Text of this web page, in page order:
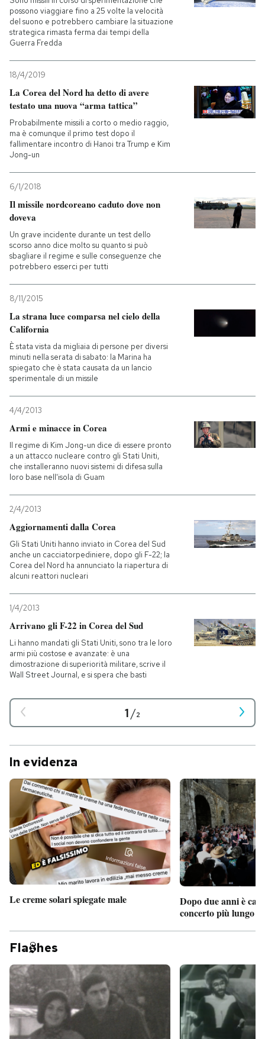
possono viaggiare fino a 25 volte la velocità
del suono e potrebbero cambiare la situazione
strategica rimasta ferma dai tempi della
Guerra Fredda
18/4/2019
La Corea del Nord ha detto di avere
testato una nuova “arma tattica”
Probabilmente missili a corto o medio raggio,
ma è comunque il primo test dopo il
fallimentare incontro di Hanoi tra Trump e Kim
Jong-un
6/1/2018
Il missile nordcoreano caduto dove non
doveva
Un grave incidente durante un test dello
scorso anno dice molto su quanto si può
sbagliare il regime e sulle conseguenze che
potrebbero esserci per tutti
8/11/2015
La strana luce comparsa nel cielo della
California
È stata vista da migliaia di persone per diversi
minuti nella serata di sabato: la Marina ha
spiegato che è stata causata da un lancio
sperimentale di un missile
4/4/2013
Armi e minacce in Corea
Il regime di Kim Jong-un dice di essere pronto
a un attacco nucleare contro gli Stati Uniti,
che installeranno nuovi sistemi di difesa sulla
loro base nell'isola di Guam
2/4/2013
Aggiornamenti dalla Corea
Gli Stati Uniti hanno inviato in Corea del Sud
anche un cacciatorpediniere, dopo gli F-22; la
Corea del Nord ha annunciato la riapertura di
alcuni reattori nucleari
1/4/2013
Arrivano gli F-22 in Corea del Sud
Li hanno mandati gli Stati Uniti, sono tra le loro
armi più costose e avanzate: è una
dimostrazione di superiorità militare, scrive il
Wall Street Journal, e si spera che basti
1/2
In evidenza
Le creme solari spiegate male
Dopo due anni è
concerto più lungo
Fla hes